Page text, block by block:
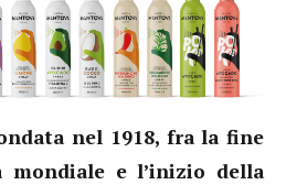
nel 1918, fra la fine
mondiale e l’inizio della